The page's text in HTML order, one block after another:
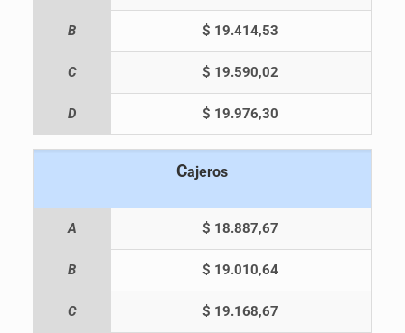
B $ 19.414,53
C $ 19.590,02
D $ 19.976,30
Cajeros
A $ 18.887,67
B $ 19.010,64
C $ 19.168,67